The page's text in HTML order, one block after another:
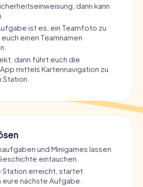
dann kann
ist es, ein Teamfoto zu
einen Teamnamen
dann führt euch die
mittels Kartennavigation zu
und Minigames lassen
eintauchen.
Station erreicht, startet
nächste Aufgabe.